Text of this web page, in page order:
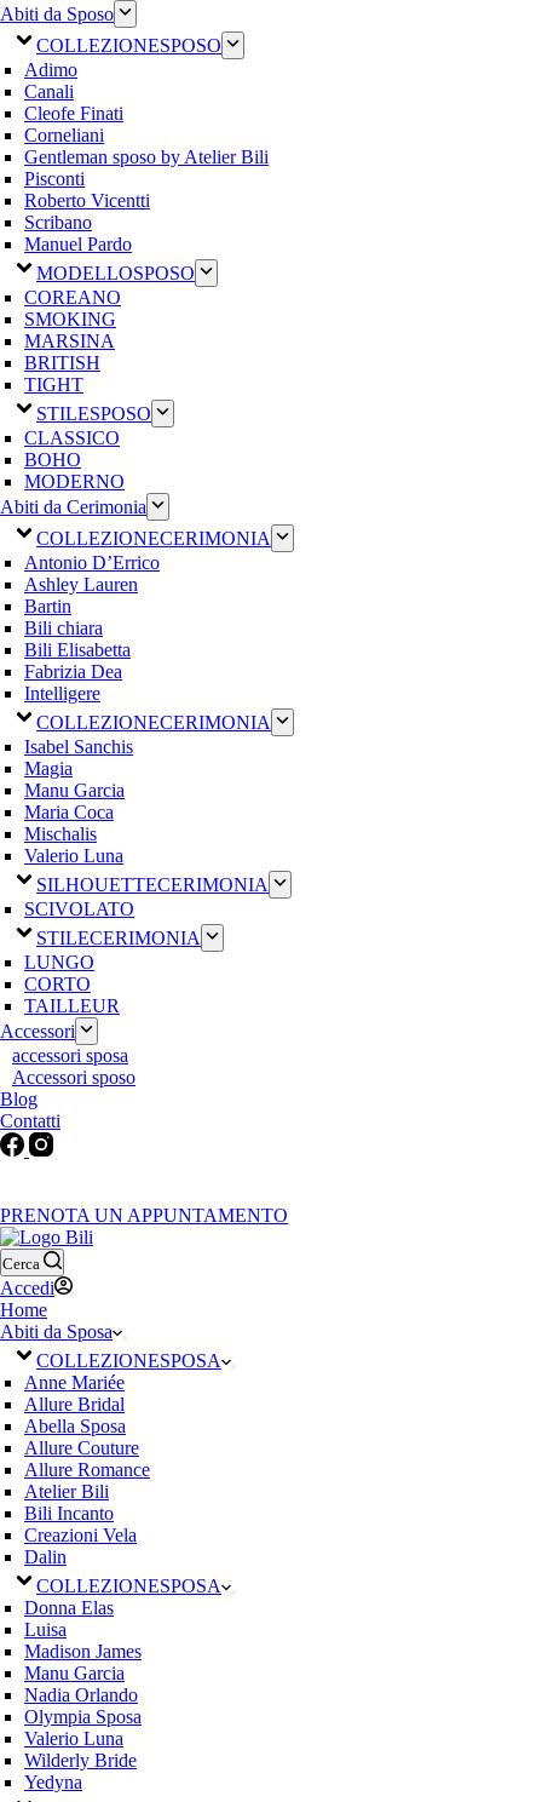
Abiti da Sposo
COLLEZIONESPOSO
Adimo
Canali
Cleofe Finati
Corneliani
Gentleman sposo by Atelier Bili
Pisconti
Roberto Vicentti
Scribano
Manuel Pardo
MODELLOSPOSO
COREANO
SMOKING
MARSINA
BRITISH
TIGHT
STILESPOSO
CLASSICO
BOHO
MODERNO
Abiti da Cerimonia
COLLEZIONECERIMONIA
Antonio D’Errico
Ashley Lauren
Bartin
Bili chiara
Bili Elisabetta
Fabrizia Dea
Intelligere
COLLEZIONECERIMONIA
Isabel Sanchis
Magia
Manu Garcia
Maria Coca
Mischalis
Valerio Luna
SILHOUETTECERIMONIA
SCIVOLATO
STILECERIMONIA
LUNGO
CORTO
TAILLEUR
Accessori
accessori sposa
Accessori sposo
Blog
Contatti
PRENOTA UN APPUNTAMENTO
Cerca
Accedi
Home
Abiti da Sposa
COLLEZIONESPOSA
Anne Mariée
Allure Bridal
Abella Sposa
Allure Couture
Allure Romance
Atelier Bili
Bili Incanto
Creazioni Vela
Dalin
COLLEZIONESPOSA
Donna Elas
Luisa
Madison James
Manu Garcia
Nadia Orlando
Olympia Sposa
Valerio Luna
Wilderly Bride
Yedyna